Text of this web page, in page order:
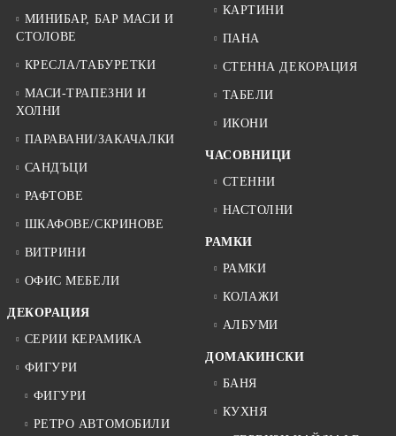
МИНИБАР, БАР МАСИ И
СТОЛОВЕ
КРЕСЛА/ТАБУРЕТКИ
МАСИ-ТРАПЕЗНИ И
ХОЛНИ
ПАРАВАНИ/ЗАКАЧАЛКИ
САНДЪЦИ
РАФТОВЕ
ШКАФОВЕ/СКРИНОВЕ
ВИТРИНИ
ОФИС МЕБЕЛИ
ДЕКОРАЦИЯ
СЕРИИ КЕРАМИКА
ФИГУРИ
ФИГУРИ
РЕТРО АВТОМОБИЛИ
КАРТИНИ
ПАНА
СТЕННА ДЕКОРАЦИЯ
ТАБЕЛИ
ИКОНИ
ЧАСОВНИЦИ
СТЕННИ
НАСТОЛНИ
РАМКИ
РАМКИ
КОЛАЖИ
АЛБУМИ
ДОМАКИНСКИ
БАНЯ
КУХНЯ